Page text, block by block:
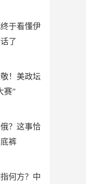
于看懂伊
了
！美政坛
赛”
？这事恰
裤
何方？中